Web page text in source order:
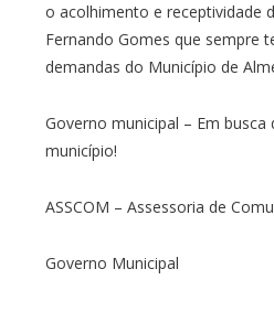
o acolhimento e receptividade
Fernando Gomes que sempre
demandas do Município de
Governo municipal – Em
município!
ASSCOM – Assessoria de
Governo Municipal